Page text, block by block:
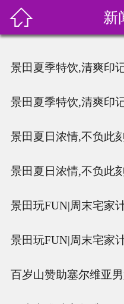
 新
景田夏日浓情,不负此
景田夏日浓情,不负此
景田玩FUN|周末宅家
景田玩FUN|周末宅家